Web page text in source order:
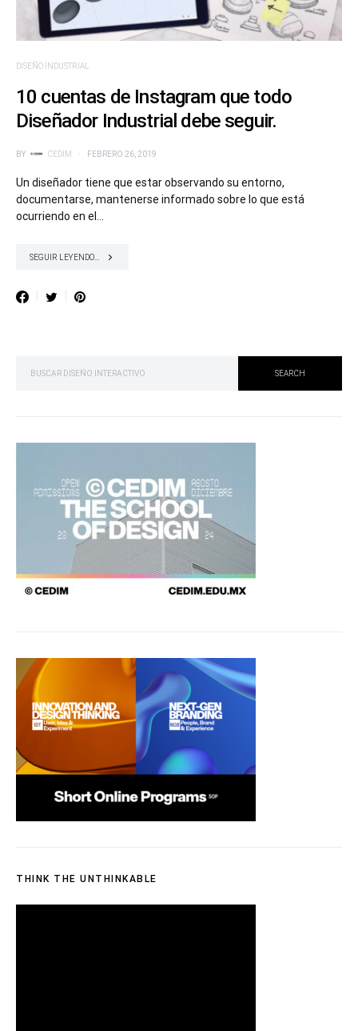
DISEÑO INDUSTRIAL
10 cuentas de Instagram que todo
Diseñador Industrial debe seguir.
BY CEDIM FEBRERO 26, 2019
Un diseñador tiene que estar observando su entorno,
documentarse, mantenerse informado sobre lo que está
ocurriendo en el…
SEGUIR LEYENDO...
SEARCH
THINK THE UNTHINKABLE